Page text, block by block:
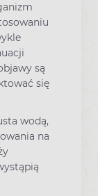
są
się
wodą,
na